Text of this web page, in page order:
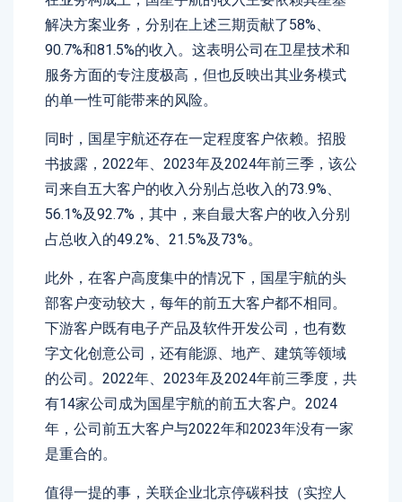
解决方案业务，分别在上述三期贡献了58%、
90.7%和81.5%的收入。这表明公司在卫星技术和
服务方面的专注度极高，但也反映出其业务模式
的单一性可能带来的风险。
同时，国星宇航还存在一定程度客户依赖。招股
书披露，2022年、2023年及2024年前三季，该公
司来自五大客户的收入分别占总收入的73.9%、
56.1%及92.7%，其中，来自最大客户的收入分别
占总收入的49.2%、21.5%及73%。
此外，在客户高度集中的情况下，国星宇航的头
部客户变动较大，每年的前五大客户都不相同。
下游客户既有电子产品及软件开发公司，也有数
字文化创意公司，还有能源、地产、建筑等领域
的公司。2022年、2023年及2024年前三季度，共
有14家公司成为国星宇航的前五大客户。2024
年，公司前五大客户与2022年和2023年没有一家
是重合的。
值得一提的事，关联企业北京停碳科技（实控人